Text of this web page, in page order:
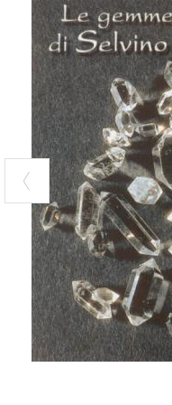
La diversa morfologia
(temperatura, potenziali
crescita del cristallo. In
dimensioni tanto più le
omogenee per lunghi
Infrequentemente si
tipiche configurazioni a
risentono di piccole
cristallizzazione.
L’assenza di depositi
vulcanica dei preziosi
dell’esistenza di
interpretazione di quelle